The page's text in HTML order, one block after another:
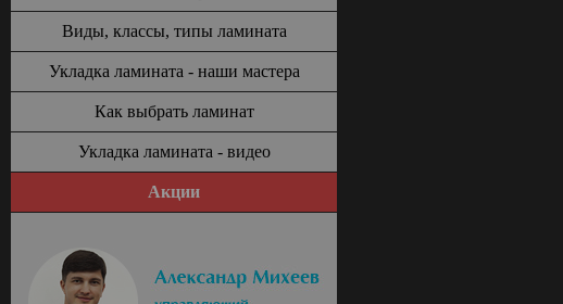
Виды, классы, типы ламината
Укладка ламината - наши мастера
Как выбрать ламинат
Укладка ламината - видео
Акции